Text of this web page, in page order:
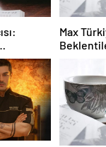
Max